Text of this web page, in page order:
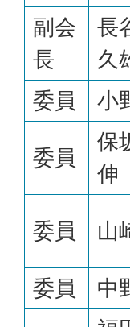
副会
長
長
久
委員
小
委員
保
伸
委員 山
委員
中